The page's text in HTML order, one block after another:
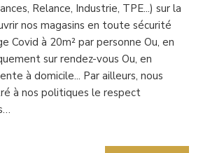
Relance, Industrie, TPE...) sur la
nos magasins en toute sécurité
Covid à 20m² par personne Ou, en
sur rendez-vous Ou, en
à domicile... Par ailleurs, nous
à nos politiques le respect